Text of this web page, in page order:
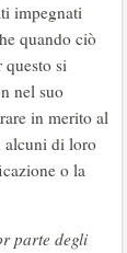
impegnati
quando ciò
questo si
nel suo
in merito al
alcuni di loro
o la
parte degli